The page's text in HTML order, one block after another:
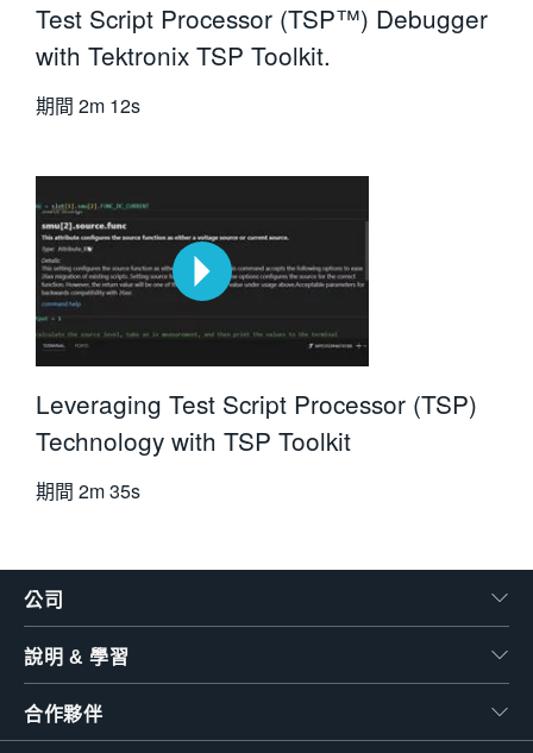
Test Script Processor (TSP™️) Debugger
with Tektronix TSP Toolkit.
期間 2m 12s
Leveraging Test Script Processor (TSP)
Technology with TSP Toolkit
期間 2m 35s
公司
說明 & 學習
合作夥伴